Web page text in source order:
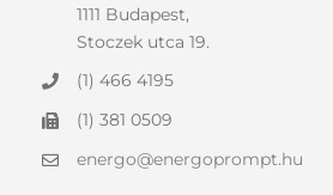
1111 Budapest,
Stoczek utca 19.
(1) 466 4195
(1) 381 0509
energo@energoprompt.hu